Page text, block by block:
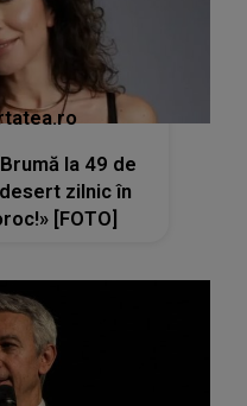
la 49 de
zilnic în
[FOTO]